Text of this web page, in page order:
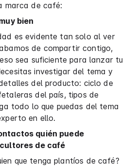
marca de café:
bien
es evidente tan solo al ver
de compartir contigo,
sea suficiente para lanzar tu
investigar del tema y
del producto: ciclo de
del país, tipos de
todo lo que puedas del tema
en ello.
quién puede
de café
que tenga plantíos de café?